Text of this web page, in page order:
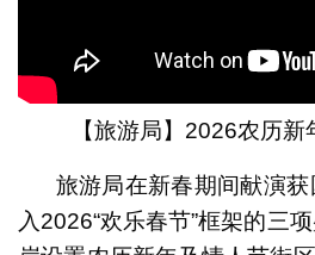
【旅游局】2026农历
旅游局在新春期间献演
入2026“欢乐春节”框架的三